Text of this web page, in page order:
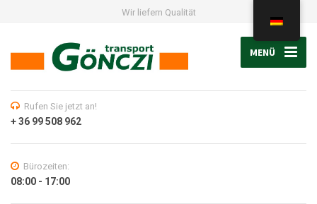
Wir liefern Qualität
MENÜ
Rufen Sie jetzt an!
+ 36 99 508 962
Bürozeiten:
08:00 - 17:00